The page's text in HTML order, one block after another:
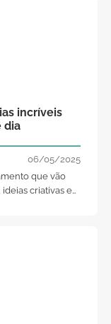
incríveis
dia
06/05/2025
que vão
criativas e